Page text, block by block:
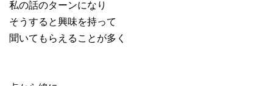
私の話のターンになり
そうすると興味を持って
聞いてもらえることが多く